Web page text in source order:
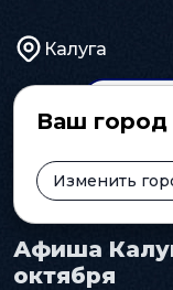
Калуга
Ваш город
Изменить
Главная Афиша
Афиша
октября